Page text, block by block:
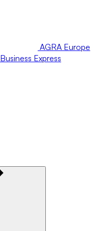
AGRA Europe
Business Express